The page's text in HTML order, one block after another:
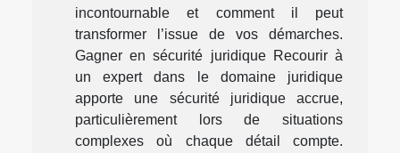
incontournable et comment il peut
transformer l’issue de vos démarches.
Gagner en sécurité juridique Recourir à
un expert dans le domaine juridique
apporte une sécurité juridique accrue,
particulièrement lors de situations
complexes où chaque détail compte.